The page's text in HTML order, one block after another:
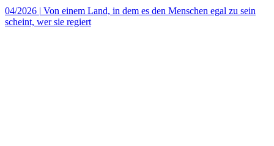
04/2026 | Von einem Land, in dem es den Menschen egal zu sein
scheint, wer sie regiert